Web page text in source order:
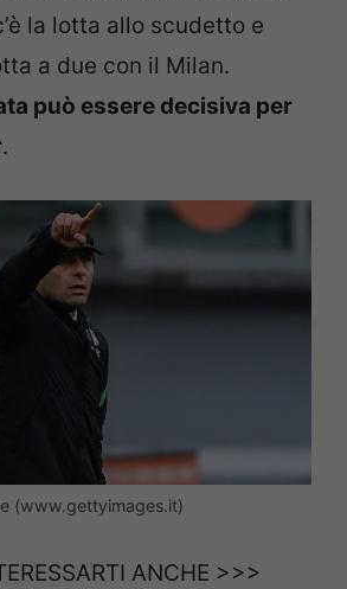
la lotta allo scudetto e
a due con il Milan.
può essere decisiva per
.
(www.gettyimages.it)
ANCHE >>>